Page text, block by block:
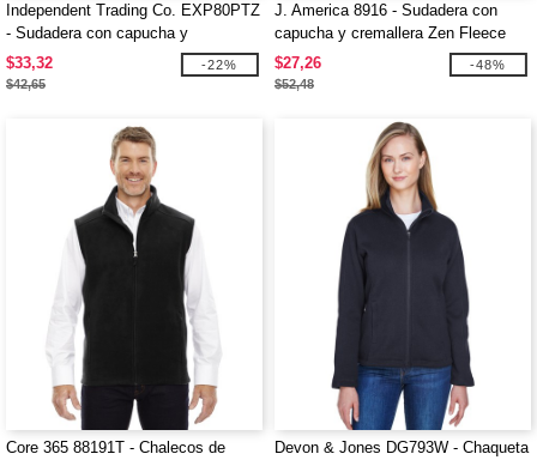
Independent Trading Co. EXP80PTZ
- Sudadera con capucha y
cremallera completa Poly-Tech
$33,32
$42,65
-22%
J. America 8916 - Sudadera con
capucha y cremallera Zen Fleece
Vintage
$27,26
$52,48
-48%
Core 365 88191T - Chalecos de
Devon & Jones DG793W - Chaqueta